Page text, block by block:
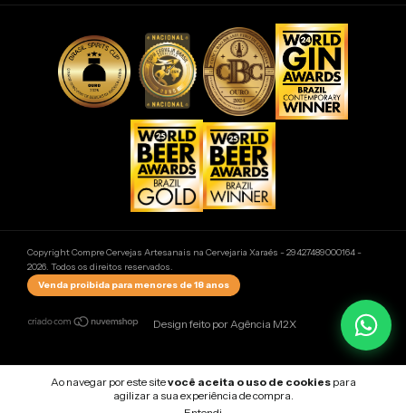
Ao navegar por este sitevocê aceita o uso de cookiespara
agilizar a sua experiência de compra.
Copyright Compre Cervejas Artesanais na Cervejaria Xaraés - 29427489000164 -
2026. Todos os direitos reservados.
Venda proibida para menores de 18 anos
Design feito por Agência M2X